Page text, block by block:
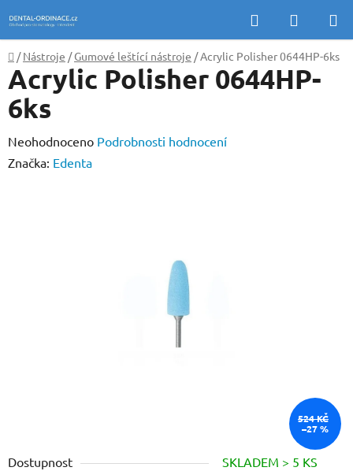
na
obsah
Hledat
KOŠÍK
Domů
/ Nástroje / Gumové leštící nástroje /Acrylic Polisher 0644HP-6ks
Dostupnost
SKLADEM > 5 KS
Acrylic Polisher 0644HP-
6ks
Průměrné
hodnocení
Neohodnoceno Podrobnosti hodnocení
Značka: Edenta
524 KČ
–27 %